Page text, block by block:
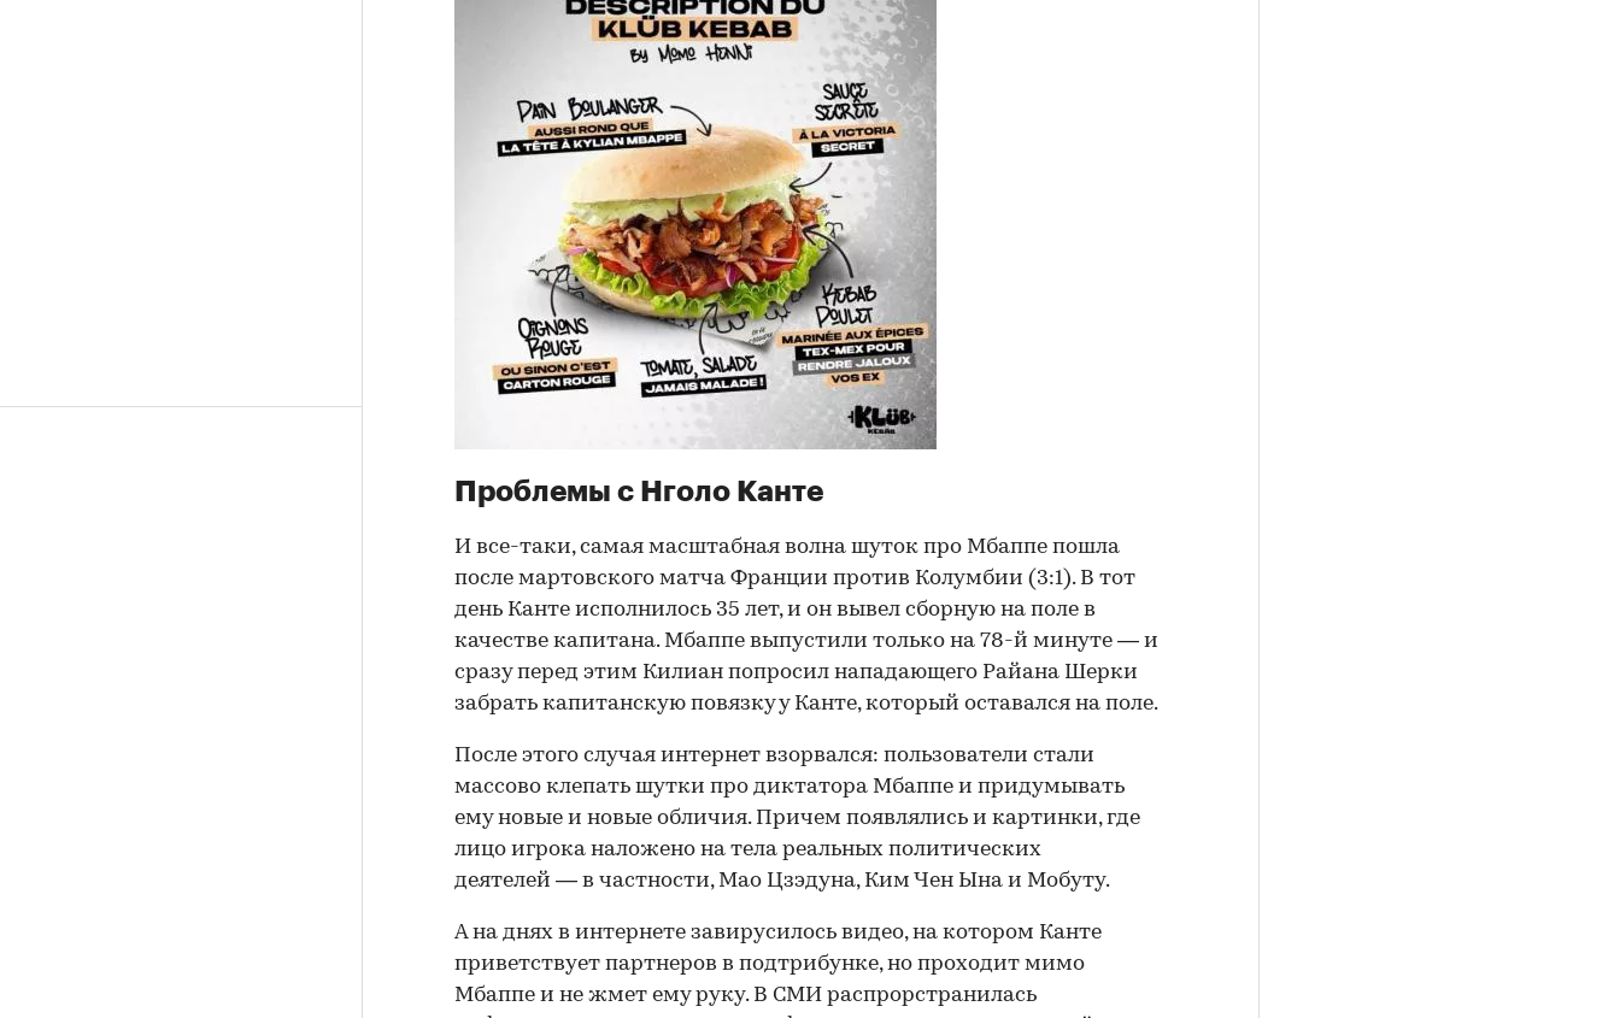
Проблемы с Нголо Канте
И все-таки, самая масштабная волна шуток про Мбаппе пошла
после мартовского матча Франции против Колумбии (3:1). В тот
день Канте исполнилось 35 лет, и он вывел сборную на поле в
качестве капитана. Мбаппе выпустили только на 78-й минуте — и
сразу перед этим Килиан попросил нападающего Райана Шерки
забрать капитанскую повязку у Канте, который оставался на поле.
После этого случая интернет взорвался: пользователи стали
массово клепать шутки про диктатора Мбаппе и придумывать
ему новые и новые обличия. Причем появлялись и картинки, где
лицо игрока наложено на тела реальных политических
деятелей — в частности, Мао Цзэдуна, Ким Чен Ына и Мобуту.
А на днях в интернете завирусилось видео, на котором Канте
приветствует партнеров в подтрибунке, но проходит мимо
Мбаппе и не жмет ему руку. В СМИ распрорстранилась